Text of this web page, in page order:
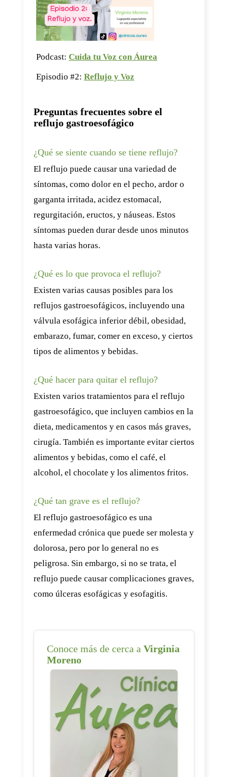
Podcast: Cuida tu Voz con Áurea
Episodio #2: Reflujo y Voz
Preguntas frecuentes sobre el
reflujo gastroesofágico
¿Qué se siente cuando se tiene reflujo?
El reflujo puede causar una variedad de
síntomas, como dolor en el pecho, ardor o
garganta irritada, acidez estomacal,
regurgitación, eructos, y náuseas. Estos
síntomas pueden durar desde unos minutos
hasta varias horas.
¿Qué es lo que provoca el reflujo?
Existen varias causas posibles para los
reflujos gastroesofágicos, incluyendo una
válvula esofágica inferior débil, obesidad,
embarazo, fumar, comer en exceso, y ciertos
tipos de alimentos y bebidas.
¿Qué hacer para quitar el reflujo?
Existen varios tratamientos para el reflujo
gastroesofágico, que incluyen cambios en la
dieta, medicamentos y en casos más graves,
cirugía. También es importante evitar ciertos
alimentos y bebidas, como el café, el
alcohol, el chocolate y los alimentos fritos.
¿Qué tan grave es el reflujo?
El reflujo gastroesofágico es una
enfermedad crónica que puede ser molesta y
dolorosa, pero por lo general no es
peligrosa. Sin embargo, si no se trata, el
reflujo puede causar complicaciones graves,
como úlceras esofágicas y esofagitis.
Conoce más de cerca a Virginia
Moreno